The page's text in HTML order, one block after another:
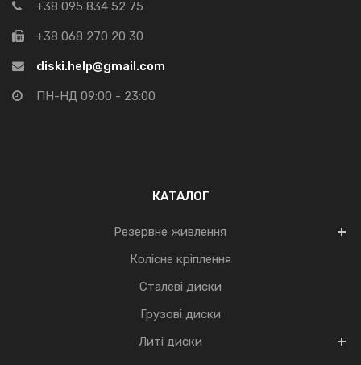
+38 095 834 52 75
+38 068 270 20 30
diski.help@gmail.com
ПН-НД 09:00 - 23:00
КАТАЛОГ
Резервне живлення
Колісне кріплення
Сталеві диски
Грузові диски
Литі диски